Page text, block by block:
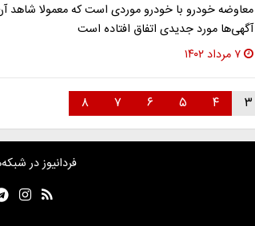
معاوضه خودرو با خودرو موردی است که معمولا شاهد
آگهی‌ها مورد جدیدی اتفاق افتاده است
۷ مرداد ۱۴۰۲
۳ ۴ ۵ ۶ ۷ ۸
فردانیوز در